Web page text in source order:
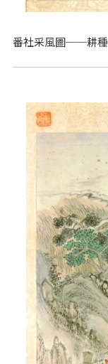
番社采風圖──耕種